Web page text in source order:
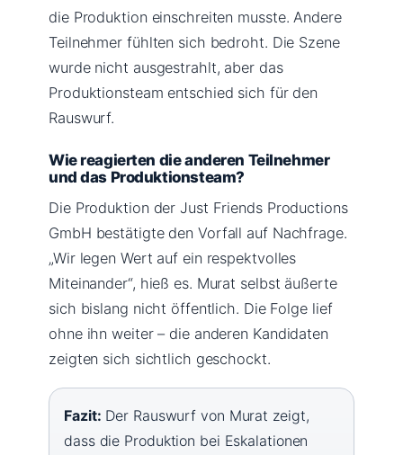
die Produktion einschreiten musste. Andere
Teilnehmer fühlten sich bedroht. Die Szene
wurde nicht ausgestrahlt, aber das
Produktionsteam entschied sich für den
Rauswurf.
Wie reagierten die anderen Teilnehmer
und das Produktionsteam?
Die Produktion der Just Friends Productions
GmbH bestätigte den Vorfall auf Nachfrage.
„Wir legen Wert auf ein respektvolles
Miteinander“, hieß es. Murat selbst äußerte
sich bislang nicht öffentlich. Die Folge lief
ohne ihn weiter – die anderen Kandidaten
zeigten sich sichtlich geschockt.
Fazit: Der Rauswurf von Murat zeigt,
dass die Produktion bei Eskalationen